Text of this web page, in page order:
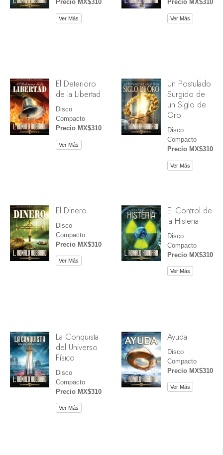
Precio MX$310
Ver Más
Precio MX$310
Ver Más
El Deterioro
de la Libertad
Disco
Compacto
Precio MX$310
Ver Más
Un Postulado
Surgido de
un Siglo de
Oro
Disco
Compacto
Precio MX$310
Ver Más
El Dinero
Disco
Compacto
Precio MX$310
Ver Más
El Control de
la Histeria
Disco
Compacto
Precio MX$310
Ver Más
La Conquista
del Universo
Físico
Disco
Compacto
Precio MX$310
Ver Más
Ayuda
Disco
Compacto
Precio MX$310
Ver Más